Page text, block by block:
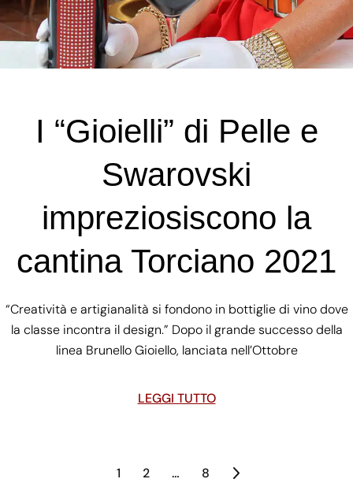
I “Gioielli” di Pelle e
Swarovski
impreziosiscono la
cantina Torciano 2021
“Creatività e artigianalità si fondono in bottiglie di vino dove
la classe incontra il design.” Dopo il grande successo della
linea Brunello Gioiello, lanciata nell’Ottobre
LEGGI TUTTO
1 2 … 8